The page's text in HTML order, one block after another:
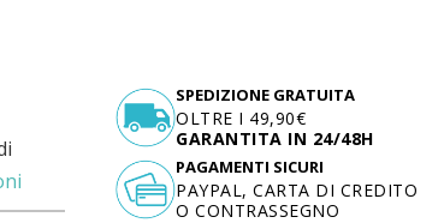
SPEDIZIONE GRATUITA
OLTRE I 49,90€
GARANTITA IN 24/48H
PAGAMENTI SICURI
PAYPAL, CARTA DI CREDITO
O CONTRASSEGNO